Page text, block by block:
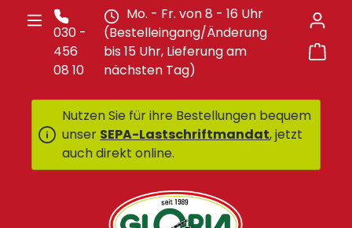
Zum Hauptinhalt springen
030 -
456
08 10
Mo. - Fr. von 8 - 16 Uhr
(Bestelleingang/Änderung
bis 15 Uhr, Lieferung am
nächsten Tag)
Nutzen Sie für ihre Bestellungen bequem
unser SEPA-Lastschriftmandat, jetzt
auch direkt online.